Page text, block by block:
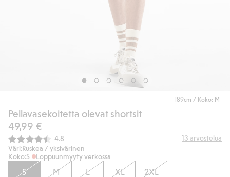
189cm / Koko: M
Pellavasekoitetta olevat shortsit
49,99 €
Keskimääräinen luokitus:
4.8 13 arvostelua
Väri:Ruskea / yksivärinen
Koko:S Loppuunmyyty verkossa
S M L XL 2XL